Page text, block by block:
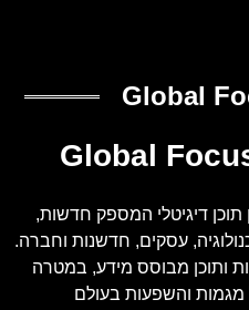
תוכן דיגיטלי המספק חדשות,
עסקים, חדשנות וחברה.
ותוכן מבוסס מידע, במטרה
והשפעות בעולם